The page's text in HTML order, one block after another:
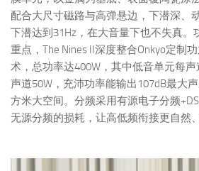
配合大尺寸磁路与高弹悬边，下潜深、
下潜达到31Hz，在大音量下也不失真。
重点，The Nines II深度整合Onkyo定制
术，总功率达400W，其中低音单元每
声道50W，充沛功率能输出107dB最大
方米大空间。分频采用有源电子分频
无源分频的损耗，让高低频衔接更自然